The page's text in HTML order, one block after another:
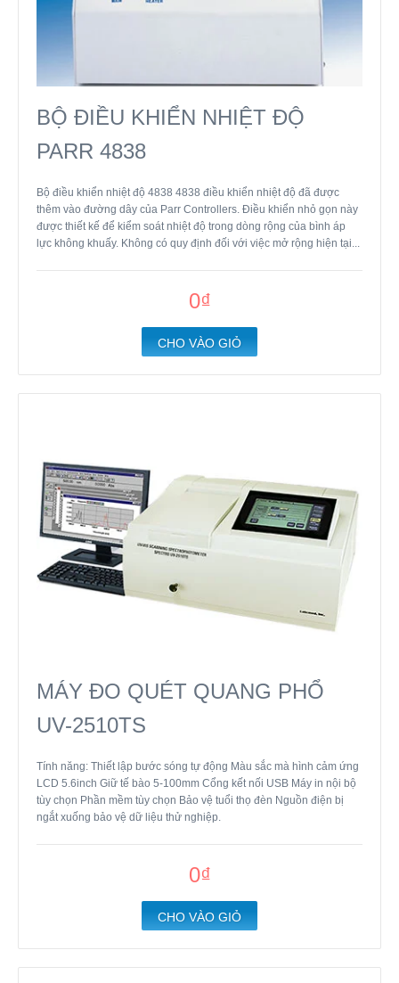
BỘ ĐIỀU KHIỂN NHIỆT ĐỘ
PARR 4838
Bộ điều khiển nhiệt độ 4838 4838 điều khiển nhiệt độ đã được
thêm vào đường dây của Parr Controllers. Điều khiển nhỏ gọn này
được thiết kế để kiểm soát nhiệt độ trong dòng rộng của bình áp
lực không khuấy. Không có quy định đối với việc mở rộng hiện tại...
0₫
CHO VÀO GIỎ
MÁY ĐO QUÉT QUANG PHỔ
UV-2510TS
Tính năng: Thiết lập bước sóng tự động Màu sắc mà hình cảm ứng
LCD 5.6inch Giữ tế bào 5-100mm Cổng kết nối USB Máy in nội bộ
tùy chọn Phần mềm tùy chọn Bảo vệ tuổi thọ đèn Nguồn điện bị
ngắt xuống bảo vệ dữ liệu thử nghiệp.
0₫
CHO VÀO GIỎ